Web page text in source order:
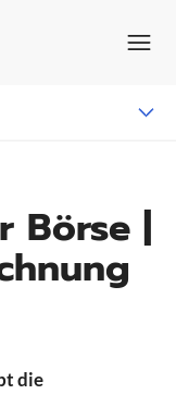
Börse |
die